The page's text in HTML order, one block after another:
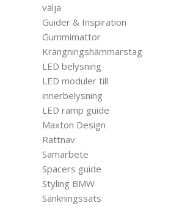
välja
Guider & Inspiration
Gummimattor
Krängningshämmarstag
LED belysning
LED moduler till
innerbelysning
LED ramp guide
Maxton Design
Rattnav
Samarbete
Spacers guide
Styling BMW
Sänkningssats